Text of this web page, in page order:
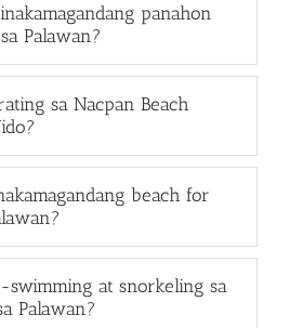
panahon
Palawan?
sa Nacpan Beach
beach for
swimming at snorkeling sa
Palawan?